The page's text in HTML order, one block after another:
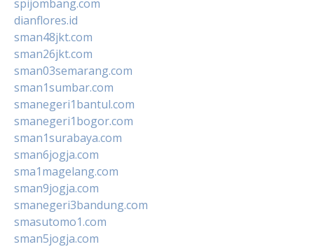
spijombang.com
dianflores.id
sman48jkt.com
sman26jkt.com
sman03semarang.com
sman1sumbar.com
smanegeri1bantul.com
smanegeri1bogor.com
sman1surabaya.com
sman6jogja.com
sma1magelang.com
sman9jogja.com
smanegeri3bandung.com
smasutomo1.com
sman5jogja.com